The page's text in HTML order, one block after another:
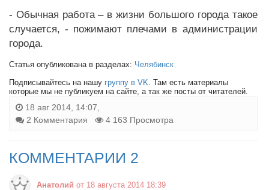
- Обычная работа – в жизни большого города такое
случается, - пожимают плечами в администрации
города.
Статья опубликована в разделах: Челябинск
Подписывайтесь на нашу группу в VK . Там есть материалы
которые мы не публикуем на сайте, а так же посты от читателей.
18 авг 2014, 14:07,
2 Комментария
4 163 Просмотра
КОММЕНТАРИИ 2
Анатолий от 18 августа 2014 18:39